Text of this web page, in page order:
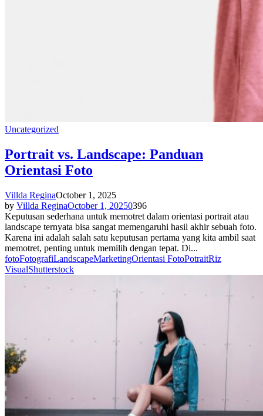
Uncategorized
Portrait vs. Landscape: Panduan
Orientasi Foto
Villda ReginaOctober 1, 2025
by Villda ReginaOctober 1, 20250396
Keputusan sederhana untuk memotret dalam orientasi portrait atau
landscape ternyata bisa sangat memengaruhi hasil akhir sebuah foto.
Karena ini adalah salah satu keputusan pertama yang kita ambil saat
memotret, penting untuk memilih dengan tepat. Di...
fotoFotografiLandscapeMarketingOrientasi FotoPotraitRiz
VisualShutterstock